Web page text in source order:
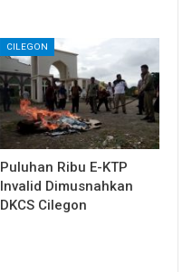
CILEGON
Puluhan Ribu E-KTP
Invalid Dimusnahkan
DKCS Cilegon